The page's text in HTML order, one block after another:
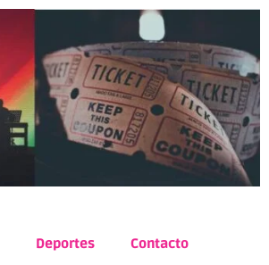
Deportes Contacto